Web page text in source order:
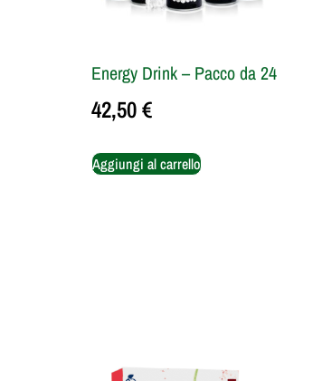
Energy Drink – Pacco da 24
42,50€
Aggiungi al carrello